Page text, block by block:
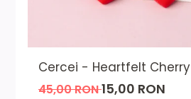
Cercei - Heartfelt
45,00 RON15,00 RON